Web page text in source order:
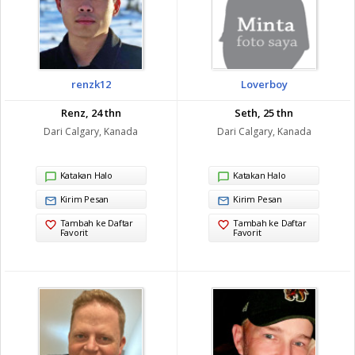
renzk12
Renz, 24 thn
Dari Calgary, Kanada
Katakan Halo
Kirim Pesan
Tambah ke Daftar
Favorit
Loverboy
Seth, 25 thn
Dari Calgary, Kanada
Katakan Halo
Kirim Pesan
Tambah ke Daftar
Favorit